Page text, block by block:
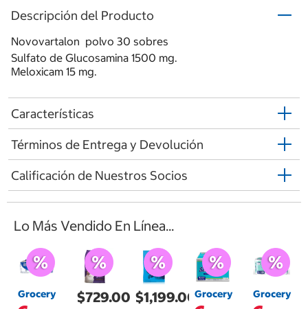
Descripción del Producto
Novovartalon polvo 30 sobres
Sulfato de Glucosamina 1500 mg.
Meloxicam 15 mg.
Características
Términos de Entrega y Devolución
Calificación de Nuestros Socios
Lo Más Vendido En Línea...
Grocery $729.00 $1,199.00Grocery Grocery